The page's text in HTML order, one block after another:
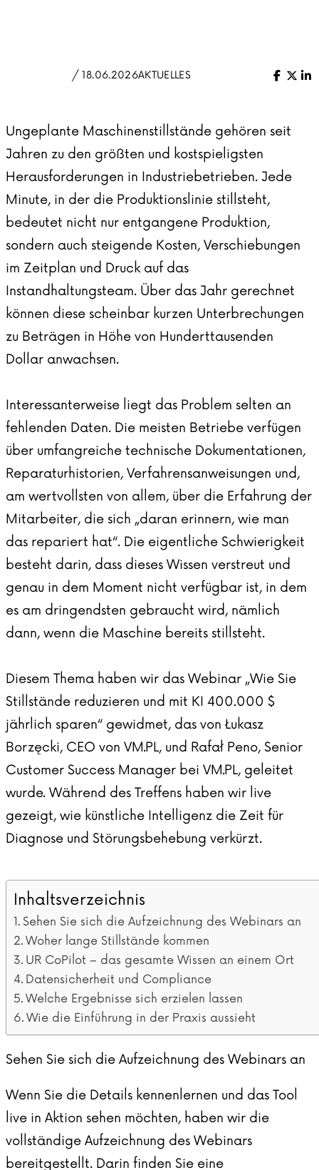
/ 18.06.2026AKTUELLES
X
Ungeplante Maschinenstillstände gehören seit
Jahren zu den größten und kostspieligsten
Herausforderungen in Industriebetrieben. Jede
Minute, in der die Produktionslinie stillsteht,
bedeutet nicht nur entgangene Produktion,
sondern auch steigende Kosten, Verschiebungen
im Zeitplan und Druck auf das
Instandhaltungsteam. Über das Jahr gerechnet
können diese scheinbar kurzen Unterbrechungen
zu Beträgen in Höhe von Hunderttausenden
Dollar anwachsen.
Interessanterweise liegt das Problem selten an
fehlenden Daten. Die meisten Betriebe verfügen
über umfangreiche technische Dokumentationen,
Reparaturhistorien, Verfahrensanweisungen und,
am wertvollsten von allem, über die Erfahrung der
Mitarbeiter, die sich „daran erinnern, wie man
das repariert hat“. Die eigentliche Schwierigkeit
besteht darin, dass dieses Wissen verstreut und
genau in dem Moment nicht verfügbar ist, in dem
es am dringendsten gebraucht wird, nämlich
dann, wenn die Maschine bereits stillsteht.
Diesem Thema haben wir das Webinar „Wie Sie
Stillstände reduzieren und mit KI 400.000 $
jährlich sparen“ gewidmet, das von Łukasz
Borzęcki, CEO von VM.PL, und Rafał Peno, Senior
Customer Success Manager bei VM.PL, geleitet
wurde. Während des Treffens haben wir live
gezeigt, wie künstliche Intelligenz die Zeit für
Diagnose und Störungsbehebung verkürzt.
Inhaltsverzeichnis
Sehen Sie sich die Aufzeichnung des Webinars an
Woher lange Stillstände kommen
UR CoPilot – das gesamte Wissen an einem Ort
Datensicherheit und Compliance
Welche Ergebnisse sich erzielen lassen
Wie die Einführung in der Praxis aussieht
Sehen Sie sich die Aufzeichnung des Webinars an
Wenn Sie die Details kennenlernen und das Tool
live in Aktion sehen möchten, haben wir die
vollständige Aufzeichnung des Webinars
bereitgestellt. Darin finden Sie eine